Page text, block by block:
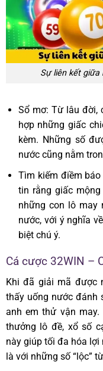
Sự liên kết giữa
Sổ mơ: Từ lâu đời,
hợp những giấc
kèm. Những số
nước cũng nằm
Tìm kiếm điềm
tin rằng giấc
những con lô may
nước, với ý nghĩa
biệt chú ý.
Cá cược 32WIN –
Khi đã giải mã được
thấy uống nước đánh
anh em thử vận
thưởng lô đề, xổ số
này giúp tối đa hóa lợi
là với những số “lộc”